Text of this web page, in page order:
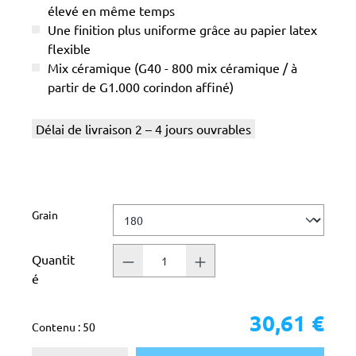
élevé en même temps
Une finition plus uniforme grâce au papier latex
flexible
Mix céramique (G40 - 800 mix céramique / à
partir de G1.000 corindon affiné)
Délai de livraison 2 – 4 jours ouvrables
Sélectionnez
Grain
Quantit
é
Contenu : 50 30,61 €